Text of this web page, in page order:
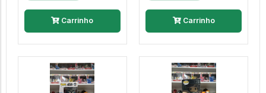
Carrinho Carrinho